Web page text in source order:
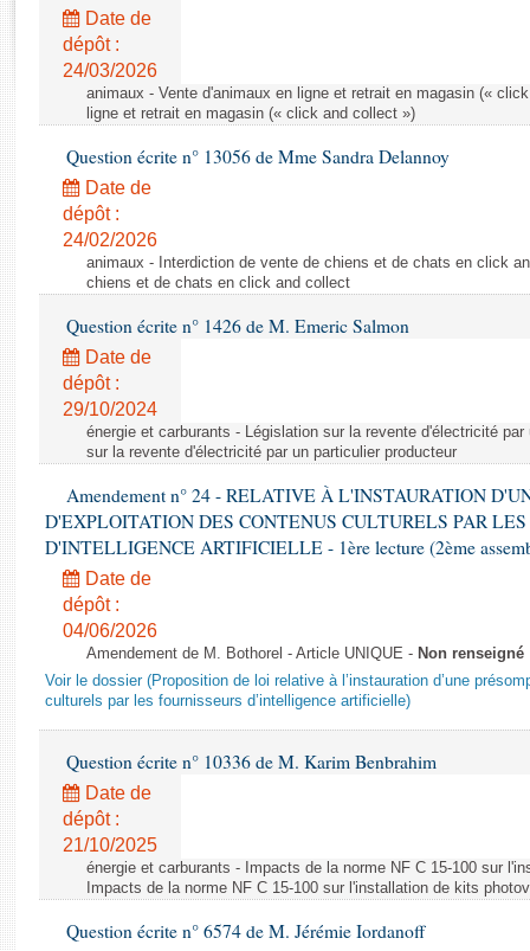
Rapports législatifs
Rapports sur l'application des lois
Baromètre de l’application des lois
Dossiers législatifs
Budget et sécurité sociale
Questions écrites et orales
Comptes rendus des débats
Date de
dépôt :
24/03/2026
animaux - Vente d'animaux en ligne et retrait en magasin («
ligne et retrait en magasin (« click and collect »)
Question écrite n° 13056 de Mme Sandra Delannoy
Date de
dépôt :
24/02/2026
animaux - Interdiction de vente de chiens et de chats en click
chiens et de chats en click and collect
Question écrite n° 1426 de M. Emeric Salmon
Date de
dépôt :
29/10/2024
énergie et carburants - Législation sur la revente d'électricité
sur la revente d'électricité par un particulier producteur
Amendement n° 24 - RELATIVE À L'INSTAURATION
D'EXPLOITATION DES CONTENUS CULTURELS PAR LES
D'INTELLIGENCE ARTIFICIELLE - 1ère lecture (2ème
Date de
dépôt :
04/06/2026
Amendement de M. Bothorel - Article UNIQUE - Non renseigné
Voir le dossier (Proposition de loi relative à l’instauration d’une
culturels par les fournisseurs d’intelligence artificielle)
Question écrite n° 10336 de M. Karim Benbrahim
Date de
dépôt :
21/10/2025
énergie et carburants - Impacts de la norme NF C 15-100 sur
Impacts de la norme NF C 15-100 sur l'installation de kits
Question écrite n° 6574 de M. Jérémie Iordanoff